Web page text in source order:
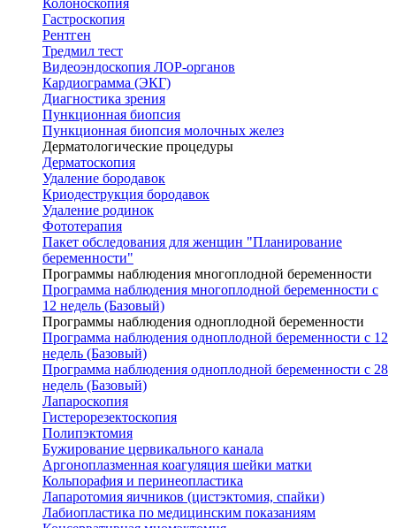
Колоноскопия
Гастроскопия
Рентген
Тредмил тест
Видеоэндоскопия ЛОР-органов
Кардиограмма (ЭКГ)
Диагностика зрения
Пункционная биопсия
Пункционная биопсия молочных желез
Дерматологические процедуры
Дерматоскопия
Удаление бородавок
Криодеструкция бородавок
Удаление родинок
Фототерапия
Пакет обследования для женщин "Планирование
беременности"
Программы наблюдения многоплодной беременности
Программа наблюдения многоплодной беременности с
12 недель (Базовый)
Программы наблюдения одноплодной беременности
Программа наблюдения одноплодной беременности с 12
недель (Базовый)
Программа наблюдения одноплодной беременности с 28
недель (Базовый)
Лапароскопия
Гистерорезектоскопия
Полипэктомия
Бужирование цервикального канала
Аргоноплазменная коагуляция шейки матки
Кольпорафия и перинеопластика
Лапаротомия яичников (цистэктомия, спайки)
Лабиопластика по медицинским показаниям